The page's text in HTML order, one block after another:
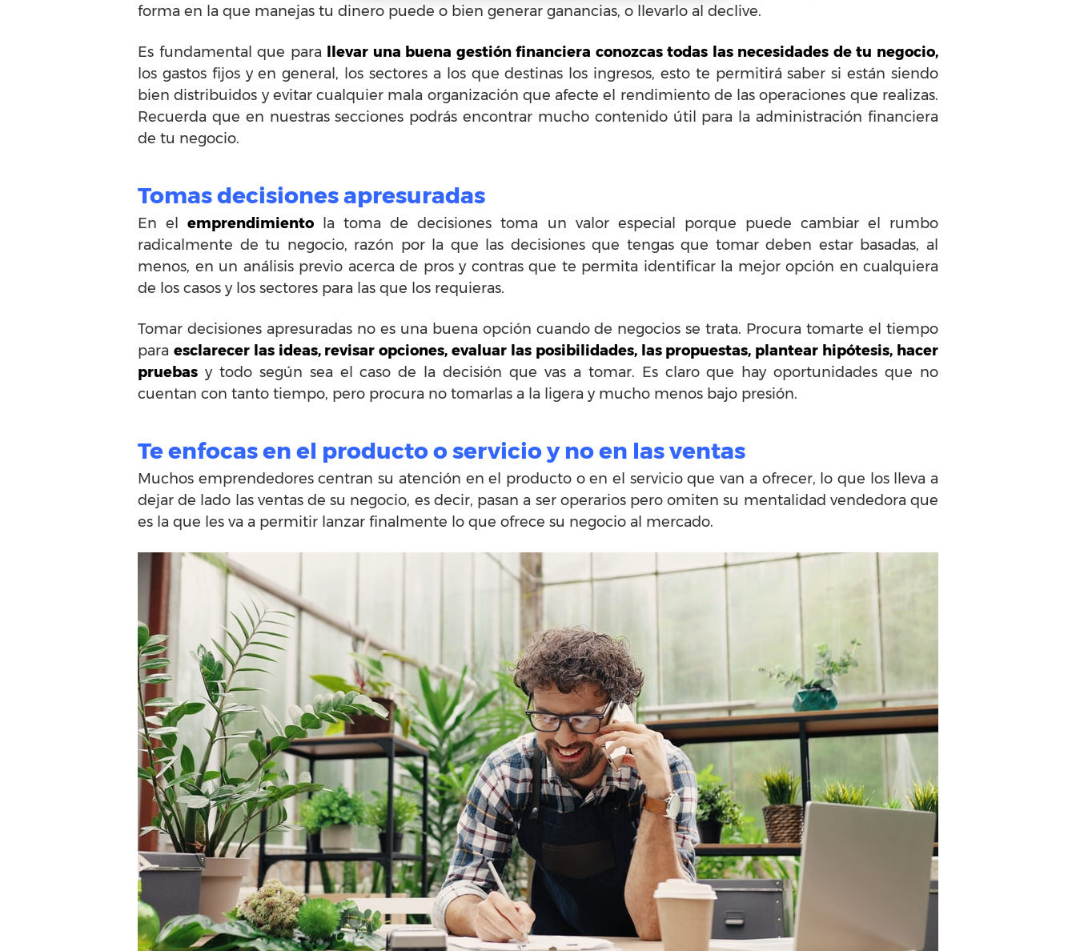
forma en la que manejas tu dinero puede o bien generar ganancias, o llevarlo al declive.
Es fundamental que para
llevar una buena gestión financiera conozcas todas las necesidades de tu negocio,
los gastos fijos y en general, los sectores a los que destinas los ingresos, esto te permitirá saber si están siendo
bien distribuidos y evitar cualquier mala organización que afecte el rendimiento de las operaciones que realizas.
Recuerda que en nuestras secciones podrás encontrar mucho contenido útil para la administración financiera
de tu negocio.
Tomas decisiones apresuradas
En elemprendimiento la toma de decisiones toma un valor especial porque puede cambiar el rumbo
radicalmente de tu negocio, razón por la que las decisiones que tengas que tomar deben estar basadas, al
menos, en un análisis previo acerca de pros y contras que te permita identificar la mejor opción en cualquiera
de los casos y los sectores para las que los requieras.
Tomar decisiones apresuradas no es una buena opción cuando de negocios se trata. Procura tomarte el tiempo
para esclarecer las ideas, revisar opciones, evaluar las posibilidades, las propuestas, plantear hipótesis, hacer
pruebas y todo según sea el caso de la decisión que vas a tomar. Es claro que hay oportunidades que no
cuentan con tanto tiempo, pero procura no tomarlas a la ligera y mucho menos bajo presión.
Te enfocas en el producto o servicio y no en las ventas
Muchos emprendedores centran su atención en el producto o en el servicio que van a ofrecer, lo que los lleva a
dejar de lado las ventas de su negocio, es decir, pasan a ser operarios pero omiten su mentalidad vendedora que
es la que les va a permitir lanzar finalmente lo que ofrece su negocio al mercado.